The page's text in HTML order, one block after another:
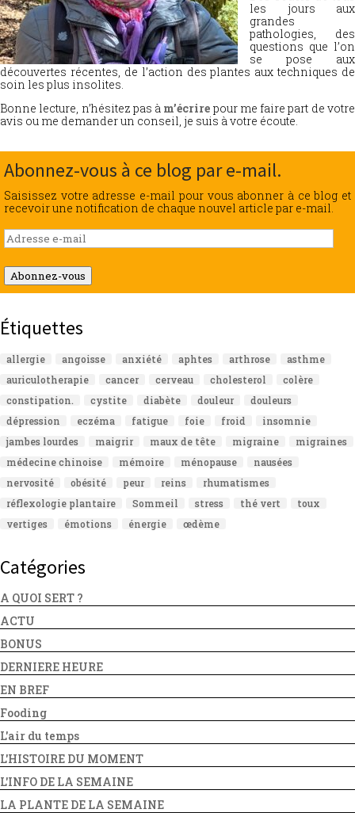
les jours aux
grandes
pathologies, des
questions que l’on
se pose aux
découvertes récentes, de l’action des plantes aux techniques de
soin les plus insolites.
Bonne lecture, n’hésitez pas à m’écrire pour me faire part de votre
avis ou me demander un conseil, je suis à votre écoute.
Abonnez-vous à ce blog par e-mail.
Saisissez votre adresse e-mail pour vous abonner à ce blog et
recevoir une notification de chaque nouvel article par e-mail.
Adresse
e-
mail
Abonnez-vous
Étiquettes
allergie angoisse anxiété aphtes arthrose
asthme
auriculotherapie
cancer cerveau cholesterol
colère
constipation.
cystite diabète douleur
douleurs
dépression
eczéma fatigue foie froid
insomnie
jambes lourdes
maigrir maux de tête migraine
migraines
médecine chinoise
mémoire ménopause
nausées
nervosité
obésité peur reins
rhumatismes
réflexologie plantaire
Sommeil stress thé vert
toux
vertiges
émotions énergie œdème
Catégories
A QUOI SERT ?
ACTU
BONUS
DERNIERE HEURE
EN BREF
Fooding
L'air du temps
L'HISTOIRE DU MOMENT
L'INFO DE LA SEMAINE
LA PLANTE DE LA SEMAINE